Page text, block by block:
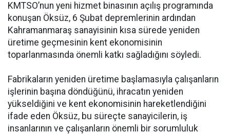
KMTSO’nun yeni hizmet binasının açılış programında
konuşan Öksüz, 6 Şubat depremlerinin ardından
Kahramanmaraş sanayisinin kısa sürede yeniden
üretime geçmesinin kent ekonomisinin
toparlanmasında önemli katkı sağladığını söyledi.
Fabrikaların yeniden üretime başlamasıyla çalışanların
işlerinin başına döndüğünü, ihracatın yeniden
yükseldiğini ve kent ekonomisinin hareketlendiğini
ifade eden Öksüz, bu süreçte sanayicilerin, iş
insanlarının ve çalışanların önemli bir sorumluluk